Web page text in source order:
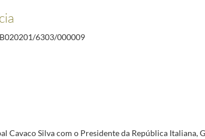
de Chefes de Estado no Grupo de Arraiolos
Napolitano
6303/000009
Cavaco Silva com o Presidente da República Italiana,